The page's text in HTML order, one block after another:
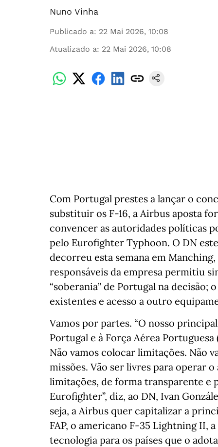
Nuno Vinha
Publicado a: 22 Mai 2026, 10:08
Atualizado a: 22 Mai 2026, 10:08
Com Portugal prestes a lançar o
substituir os F-16, a Airbus aposta
convencer as autoridades políticas
pelo Eurofighter Typhoon. O DN
decorreu esta semana em
responsáveis da empresa permitiu
“soberania” de Portugal na
existentes e acesso a outro
Vamos por partes. “O nosso
Portugal e à Força Aérea
Não vamos colocar limitações. Não
missões. Vão ser livres para operar
limitações, de forma transparente e
Eurofighter”, diz, ao DN, Ivan
seja, a Airbus quer capitalizar a
FAP, o americano F-35 Lightning II,
tecnologia para os países que o